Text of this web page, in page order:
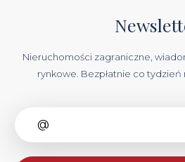
Nieruchomości zagraniczne,
rynkowe. Bezpłatnie co tydzień